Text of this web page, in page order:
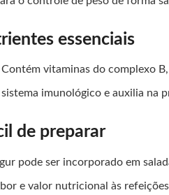
essenciais
Contém vitaminas do complexo
imunológico e auxilia na
de preparar
pode ser incorporado em
e valor nutricional às